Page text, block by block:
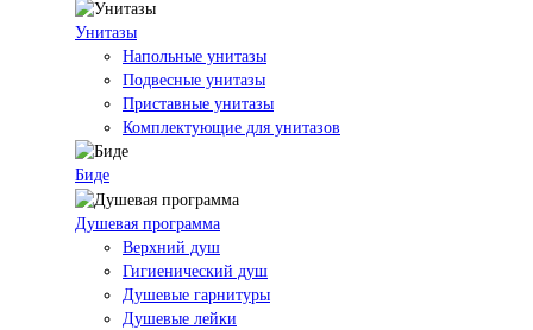
Унитазы
Напольные унитазы
Подвесные унитазы
Приставные унитазы
Комплектующие для унитазов
Биде
Душевая программа
Верхний душ
Гигиенический душ
Душевые гарнитуры
Душевые лейки